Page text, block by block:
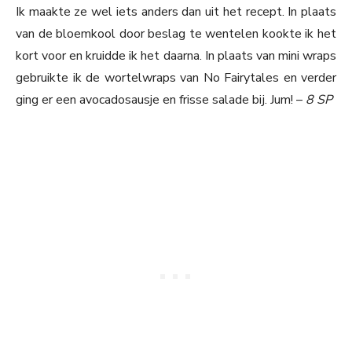
Ik maakte ze wel iets anders dan uit het recept. In plaats
van de bloemkool door beslag te wentelen kookte ik het
kort voor en kruidde ik het daarna. In plaats van mini wraps
gebruikte ik de wortelwraps van No Fairytales en verder
ging er een avocadosausje en frisse salade bij. Jum! – 8 SP